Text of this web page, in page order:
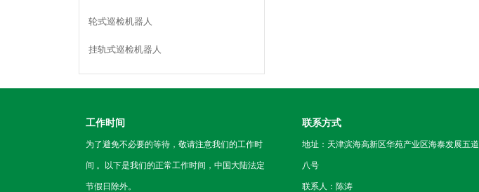
轮式巡检机器人
挂轨式巡检机器人
工作时间
为了避免不必要的等待，敬请注意我们的工作时
间 。以下是我们的正常工作时间，中国大陆法定
节假日除外。
联系方式
地址：天津滨海高新区华苑产业区海泰发展五道
八号
联系人：陈涛